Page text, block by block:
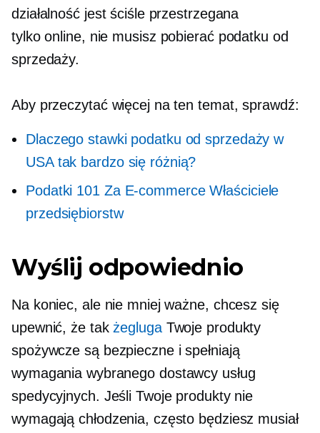
działalność jest ściśle przestrzegana
tylko online, nie musisz pobierać podatku od
sprzedaży.
Aby przeczytać więcej na ten temat, sprawdź:
Dlaczego stawki podatku od sprzedaży w
USA tak bardzo się różnią?
Podatki 101 Za E-commerceWłaściciele
przedsiębiorstw
Wyślij odpowiednio
Na koniec, ale nie mniej ważne, chcesz się
upewnić, że tak żeglugaTwoje produkty
spożywcze są bezpieczne i spełniają
wymagania wybranego dostawcy usług
spedycyjnych. Jeśli Twoje produkty nie
wymagają chłodzenia, często będziesz musiał